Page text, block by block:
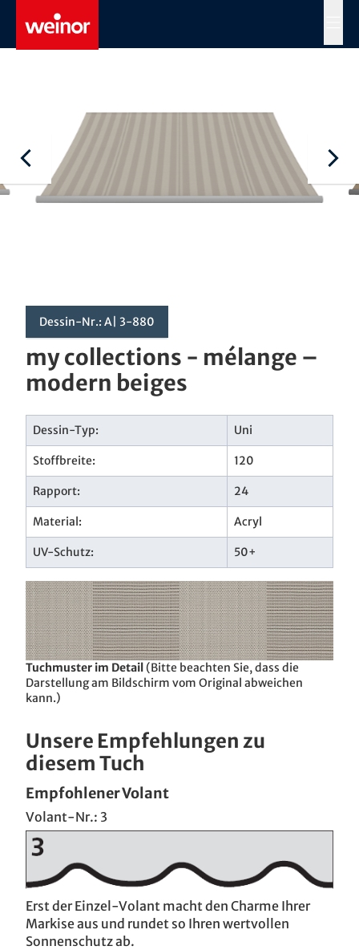
Skip to main content
Dessin-Nr.: A| 3-880
my collections - mélange –
modern beiges
Dessin-Typ: Uni
Stoffbreite: 120
Rapport: 24
Material: Acryl
UV-Schutz: 50+
Tuchmuster im Detail (Bitte beachten Sie, dass die
Darstellung am Bildschirm vom Original abweichen
kann.)
Unsere Empfehlungen zu
diesem Tuch
Empfohlener Volant
Volant-Nr.: 3
Erst der Einzel-Volant macht den Charme Ihrer
Markise aus und rundet so Ihren wertvollen
Sonnenschutz ab.